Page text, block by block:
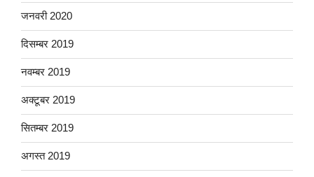
जनवरी 2020
दिसम्बर 2019
नवम्बर 2019
अक्टूबर 2019
सितम्बर 2019
अगस्त 2019